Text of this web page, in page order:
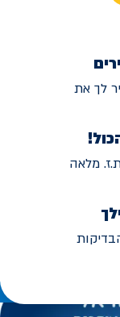
לך את
מלאה